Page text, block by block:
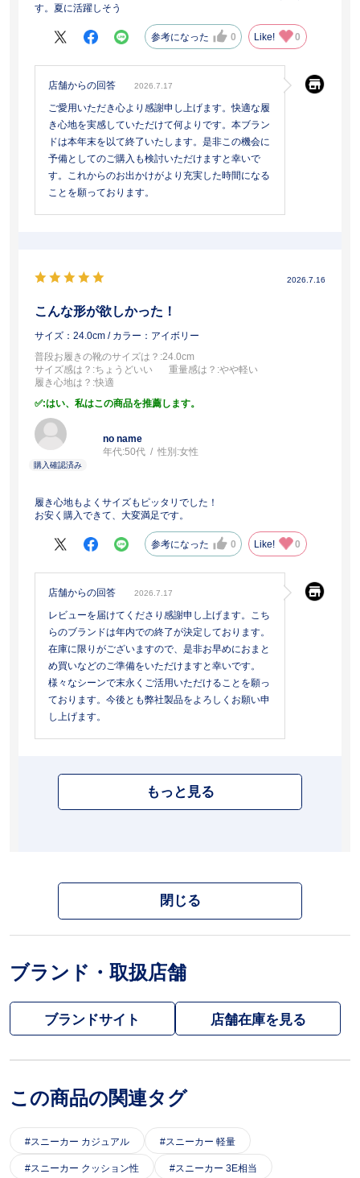
す。夏に活躍しそう
参考になった 0 Like! 0
店舗からの回答 2026.7.17
ご愛用いただき心より感謝申し上げます。快適な履
き心地を実感していただけて何よりです。本ブラン
ドは本年末を以て終了いたします。是非この機会に
予備としてのご購入も検討いただけますと幸いで
す。これからのお出かけがより充実した時間になる
ことを願っております。
2026.7.16
こんな形が欲しかった！
サイズ：24.0cm / カラー：アイボリー
普段お履きの靴のサイズは？ :24.0cm
サイズ感は？ :ちょうどいい 重量感は？ :やや軽い
履き心地は？ :快適
:はい、私はこの商品を推薦します。
no name
年代:50代 性別:女性
履き心地もよくサイズもピッタリでした！
お安く購入できて、大変満足です。
参考になった 0 Like! 0
店舗からの回答 2026.7.17
レビューを届けてくださり感謝申し上げます。こち
らのブランドは年内での終了が決定しております。
在庫に限りがございますので、是非お早めにおまと
め買いなどのご準備をいただけますと幸いです。
様々なシーンで末永くご活用いただけることを願っ
ております。今後とも弊社製品をよろしくお願い申
し上げます。
もっと見る
閉じる
ブランド・取扱店舗
ブランドサイト
この商品の関連タグ
スニーカー カジュアル スニーカー 軽量
スニーカー クッション性 スニーカー 3E相当